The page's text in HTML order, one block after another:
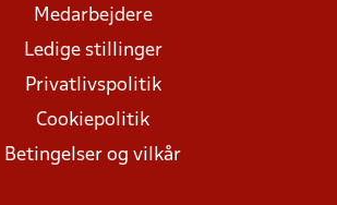
Medarbejdere
Ledige stillinger
Privatlivspolitik
Cookiepolitik
Betingelser og vilkår